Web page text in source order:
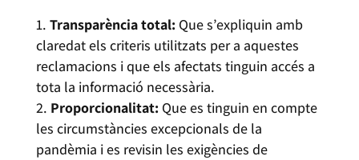
Transparència total: Que s’expliquin amb
claredat els criteris utilitzats per a aquestes
reclamacions i que els afectats tinguin accés a
tota la informació necessària.
Proporcionalitat: Que es tinguin en compte
les circumstàncies excepcionals de la
pandèmia i es revisin les exigències de